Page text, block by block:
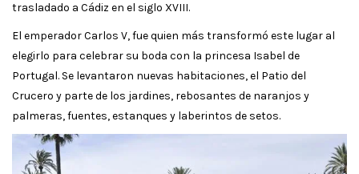
trasladado a Cádiz en el siglo XVIII.
El emperador Carlos V, fue quien más transformó este lugar al
elegirlo para celebrar su boda con la princesa Isabel de
Portugal. Se levantaron nuevas habitaciones, el Patio del
Crucero y parte de los jardines, rebosantes de naranjos y
palmeras, fuentes, estanques y laberintos de setos.